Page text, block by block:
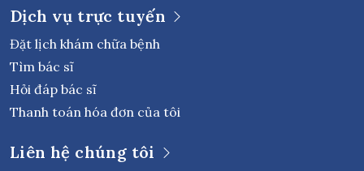
Dịch vụ trực tuyến
Đặt lịch khám chữa bệnh
Tìm bác sĩ
Hỏi đáp bác sĩ
Thanh toán hóa đơn của tôi
Liên hệ chúng tôi